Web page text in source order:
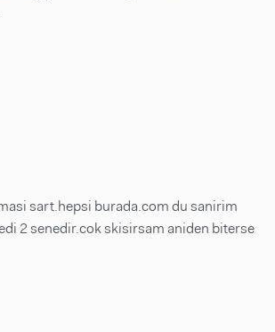
sart.hepsi burada.com du sanirim
2 senedir.cok skisirsam aniden biterse